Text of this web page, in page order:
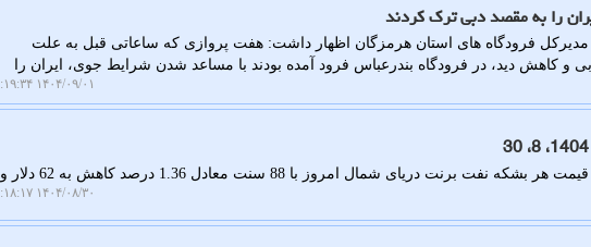
فرودگاه های استان هرمزگان اظهار داشت: هفت پروازی که ساعاتی قبل به علت
و کاهش دید، در فرودگاه بندرعباس فرود آمده بودند با مساعد شدن شرایط جوی، ایران را
۱۴۰۴/۰۹/۰۱ ۱۰:۱۹:۳۴
به گزارش کار در محل، قیمت هر بشکه نفت برنت دریای شمال امروز با 88 سنت معادل 1.36 درصد کاهش به 62 دلار و
۱۴۰۴/۰۸/۳۰ ۱۰:۱۸:۱۷